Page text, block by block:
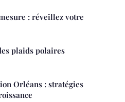
: réveillez votre
plaids polaires
Orléans : stratégies